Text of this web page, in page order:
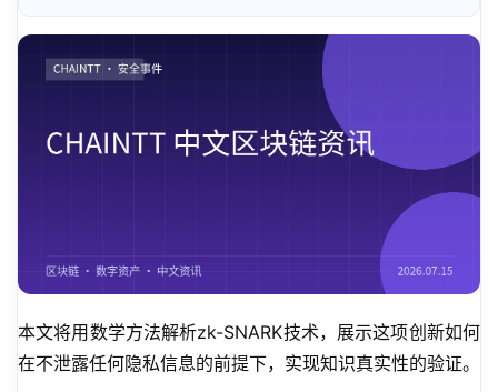
本文将用数学方法解析zk-SNARK技术，展示这项创新如何
在不泄露任何隐私信息的前提下，实现知识真实性的验证。